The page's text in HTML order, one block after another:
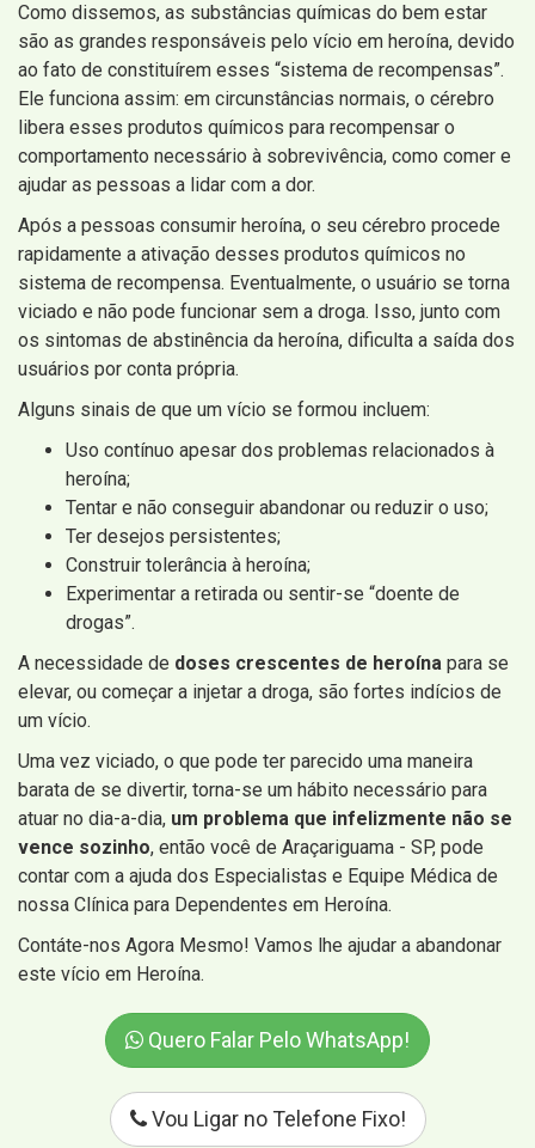
Como dissemos, as substâncias químicas do bem estar
são as grandes responsáveis pelo vício em heroína, devido
ao fato de constituírem esses “sistema de recompensas”.
Ele funciona assim: em circunstâncias normais, o cérebro
libera esses produtos químicos para recompensar o
comportamento necessário à sobrevivência, como comer e
ajudar as pessoas a lidar com a dor.
Após a pessoas consumir heroína, o seu cérebro procede
rapidamente a ativação desses produtos químicos no
sistema de recompensa. Eventualmente, o usuário se torna
viciado e não pode funcionar sem a droga. Isso, junto com
os sintomas de abstinência da heroína, dificulta a saída dos
usuários por conta própria.
Alguns sinais de que um vício se formou incluem:
Uso contínuo apesar dos problemas relacionados à
heroína;
Tentar e não conseguir abandonar ou reduzir o uso;
Ter desejos persistentes;
Construir tolerância à heroína;
Experimentar a retirada ou sentir-se “doente de
drogas”.
A necessidade de doses crescentes de heroína para se
elevar, ou começar a injetar a droga, são fortes indícios de
um vício.
Uma vez viciado, o que pode ter parecido uma maneira
barata de se divertir, torna-se um hábito necessário para
atuar no dia-a-dia, um problema que infelizmente não se
vence sozinho, então você de Araçariguama - SP, pode
contar com a ajuda dos Especialistas e Equipe Médica de
nossa Clínica para Dependentes em Heroína.
Contáte-nos Agora Mesmo! Vamos lhe ajudar a abandonar
este vício em Heroína.
Quero Falar Pelo WhatsApp!
Vou Ligar no Telefone Fixo!